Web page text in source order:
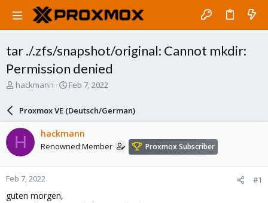
tar ./.zfs/snapshot/original: Cannot mkdir:
Permission denied
T
a
d
s
t
a
r
t
hackmann
S
a
r
d
a
e
Feb 7, 2022
Proxmox VE (Deutsch/German)
H hackmann
Renowned Member Proxmox Subscriber
Feb 7, 2022 #1
guten morgen,